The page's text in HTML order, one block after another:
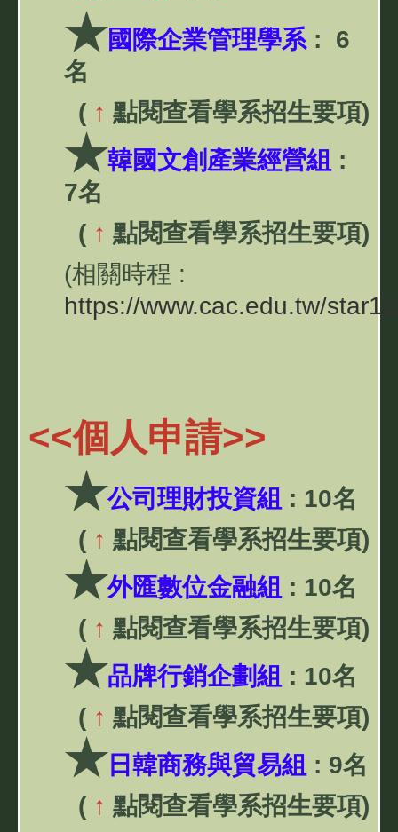
★國際企業管理學系 : 6
名
( ↑ 點閱查看學系招生要項)
★韓國文創產業經營組 :
7名
( ↑ 點閱查看學系招生要項)
(相關時程 :
https://www.cac.edu.tw/
<<個人申請>>
★公司理財投資組 : 10名
( ↑ 點閱查看學系招生要項)
★外匯數位金融組 : 10名
( ↑ 點閱查看學系招生要項)
★品牌行銷企劃組 : 10名
( ↑ 點閱查看學系招生要項)
★ 日韓商務與貿易組 : 9名
( ↑ 點閱查看學系招生要項)